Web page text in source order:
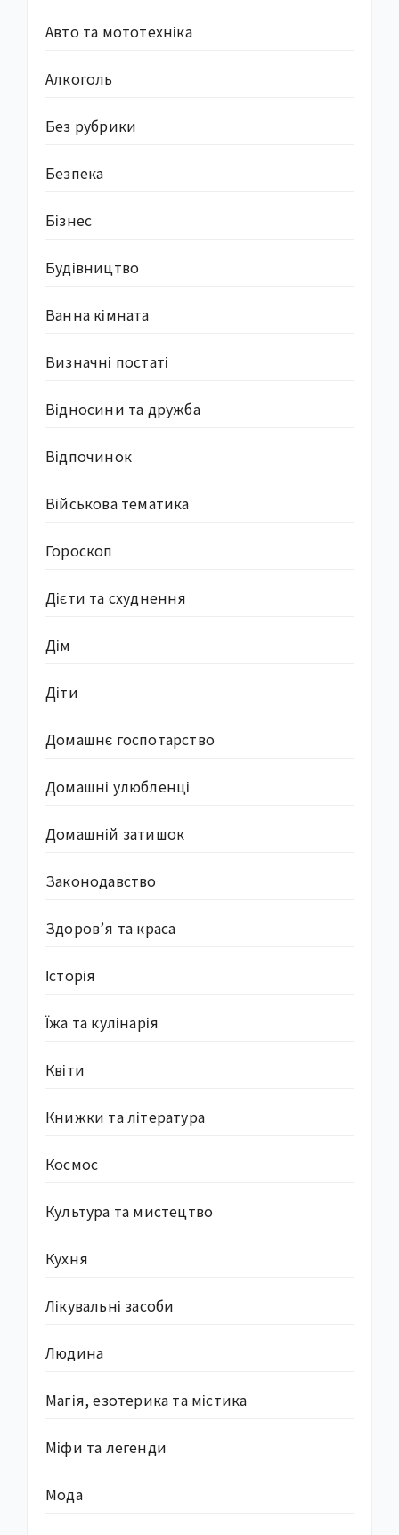
Авто та мототехніка
Алкоголь
Без рубрики
Безпека
Бізнес
Будівництво
Ванна кімната
Визначні постаті
Відносини та дружба
Відпочинок
Військова тематика
Гороскоп
Дієти та схуднення
Дім
Діти
Домашнє госпотарство
Домашні улюбленці
Домашній затишок
Законодавство
Здоров’я та краса
Історія
Їжа та кулінарія
Квіти
Книжки та література
Космос
Культура та мистецтво
Кухня
Лікувальні засоби
Людина
Магія, езотерика та містика
Міфи та легенди
Мода